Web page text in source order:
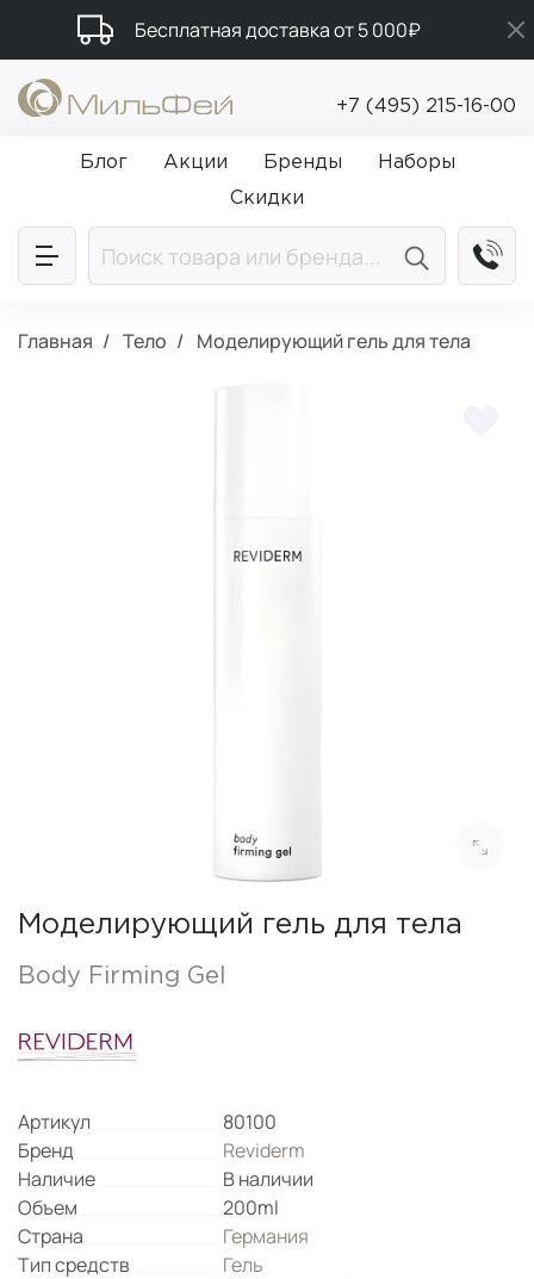
Бесплатная доставка от 5 000₽
Подарки в каждый заказ от 5 000₽
Промокод ПРИВЕТ
+7 (495) 215-16-00
Блог Акции Бренды
Наборы
Скидки
Главная Тело Моделирующий гель для тела
Моделирующий гель для тела
Body Firming Gel
Артикул
80100
Бренд
Reviderm
Наличие
В наличии
Объем
200ml
Страна
Германия
Тип средств
Гель